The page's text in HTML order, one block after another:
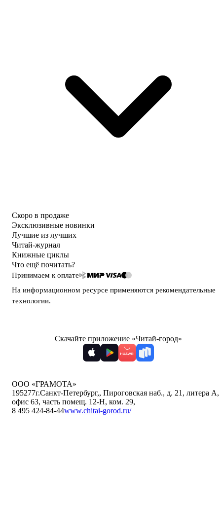
Скоро в продаже
Эксклюзивные новинки
Лучшие из лучших
Читай-журнал
Книжные циклы
Что ещё почитать?
Принимаем к оплате
На информационном ресурсе применяются рекомендательные
технологии.
Скачайте приложение «Читай-город»
ООО «ГРАМОТА»
195277г.Санкт-Петербург,, Пироговская наб., д. 21, литера А,
офис 63, часть помещ. 12-Н, ком. 29,
8 495 424-84-44www.chitai-gorod.ru/